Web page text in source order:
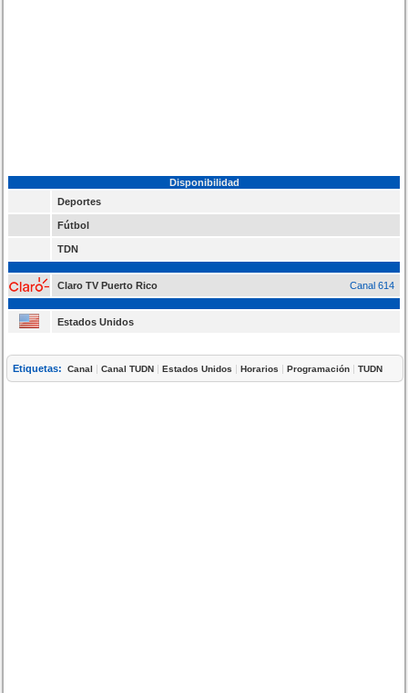
Disponibilidad
Deportes
Fútbol
TDN
Claro TV Puerto Rico Canal 614
Estados Unidos
Etiquetas: Canal |Canal TUDN |Estados Unidos |Horarios |Programación |TUDN